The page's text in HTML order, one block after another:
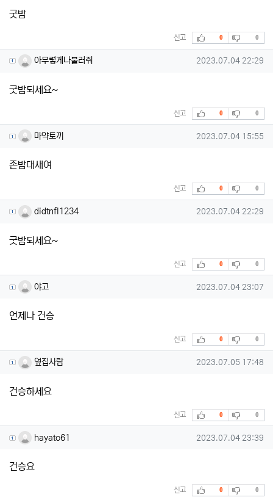
굿밤
신고 추천
0 비추천
0
아무렇게나불러줘님의 댓글
아무렇게나불러줘 작성일
2023.07.04 22:29
굿밤되세요~
신고 추천
0 비추천
0
마약토끼님의 댓글
마약토끼 작성일
2023.07.04 15:55
존밤대새여
신고 추천
0 비추천
0
didtnfl1234님의 댓글
didtnfl1234 작성일
2023.07.04 22:29
굿밤되세요~
신고 추천
0 비추천
0
야고님의 댓글
야고 작성일
2023.07.04 23:07
언제나 건승
신고 추천
0 비추천
0
옆집사람님의 댓글
옆집사람 작성일
2023.07.05 17:48
건승하세요
신고 추천
0 비추천
0
hayato61님의 댓글
hayato61 작성일
2023.07.04 23:39
건승요
신고 추천
0 비추천
0